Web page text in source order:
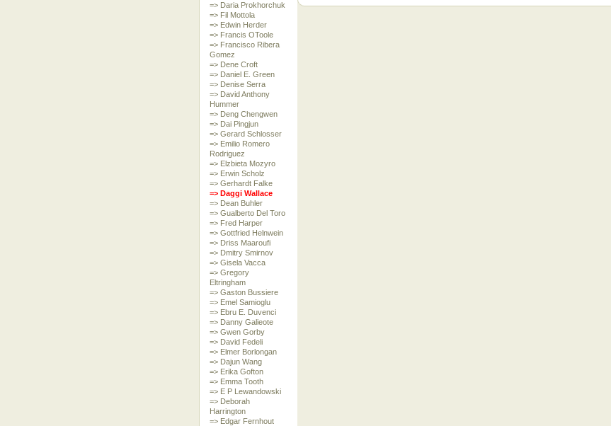
=> Daria Prokhorchuk
=> Fil Mottola
=> Edwin Herder
=> Francis OToole
=> Francisco Ribera
Gomez
=> Dene Croft
=> Daniel E. Green
=> Denise Serra
=> David Anthony
Hummer
=> Deng Chengwen
=> Dai Pingjun
=> Gerard Schlosser
=> Emilio Romero
Rodriguez
=> Elzbieta Mozyro
=> Erwin Scholz
=> Gerhardt Falke
=> Daggi Wallace
=> Dean Buhler
=> Gualberto Del Toro
=> Fred Harper
=> Gottfried Helnwein
=> Driss Maaroufi
=> Dmitry Smirnov
=> Gisela Vacca
=> Gregory
Eltringham
=> Gaston Bussiere
=> Emel Samioglu
=> Ebru E. Duvenci
=> Danny Galieote
=> Gwen Gorby
=> David Fedeli
=> Elmer Borlongan
=> Dajun Wang
=> Erika Gofton
=> Emma Tooth
=> E P Lewandowski
=> Deborah
Harrington
=> Edgar Fernhout